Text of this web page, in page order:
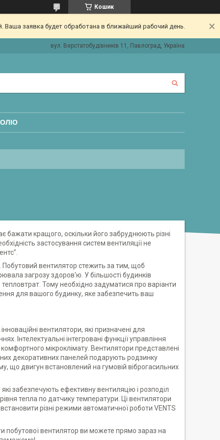
Кошик
заявка будет обработана в ближайший рабочий день.
вул. Верстатобудівників 11, Павлоград, Україна
бажати кращого, оскільки його забруднюють різні
застосування систем вентиляції не
Побутовий вентилятор стежить за тим, щоб
загрозу здоров'ю. У більшості будинків
Тому необхідно задуматися про варіанти
для вашого будинку, яке забезпечить ваш
вентилятори, які призначені для
Інтелектуальні інтегровані функції управління
мікроклімату. Вентилятори представлені
декоративних панелей подарують родзинку
що двигун встановлений на гумовій віброгасильних
забезпечують ефективну вентиляцію і розподіл
тепла по датчику температури. Ці вентилятори
різні режими автоматичної роботи VENTS
побутової вентилятор ви можете прямо зараз на